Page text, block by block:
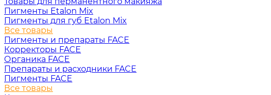
Пигменты Etalon Mix
Пигменты для губ Etalon Mix
Все товары
Пигменты и препараты FACE
Корректоры FACE
Органика FACE
Препараты и расходники FACE
Пигменты FACE
Все товары